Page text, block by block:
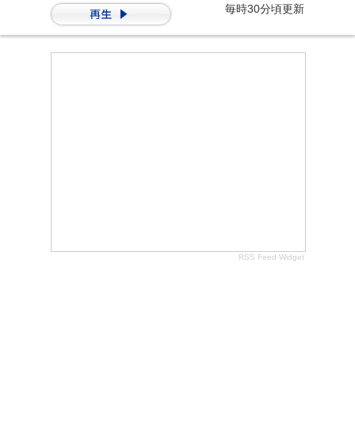
毎時30分頃更新
RSS Feed Widget